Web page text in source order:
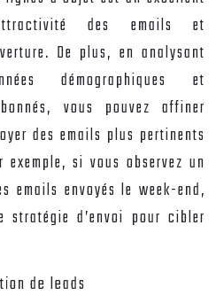
des emails et
De plus, en analysant
démographiques et
vous pouvez affiner
des emails plus pertinents
si vous observez un
envoyés le week-end,
stratégie d’envoi pour cibler
de leads